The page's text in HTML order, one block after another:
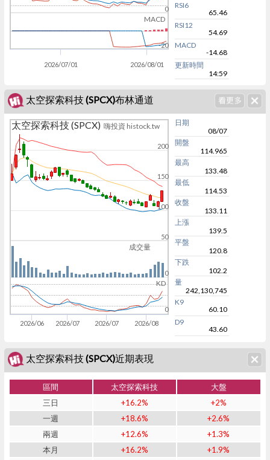
MACD
2026/07/01 2026/08/01
0
-20
RSI6
65.46
RSI12
54.69
MACD
-14.68
更新時間
14:59
太空探索科技 (SPCX)布林通道
成交量
KD
太空探索科技 (SPCX) 嗨投資 histock.tw
2026/06 2026/07 2026/07 2026/08
50
100
150
200
0
0
日期
08/07
開盤
114.965
最高
133.48
最低
114.53
收盤
133.11
上漲
139.5
平盤
120.8
下跌
102.2
量
242,130,745
K9
60.10
D9
43.60
太空探索科技 (SPCX)近期表現
區間 太空探索科技
大盤
三日
+16.2%
+2%
一週
+18.6%
+2.6%
兩週
+12.6%
+1.3%
本月
+16.2%
+1.9%